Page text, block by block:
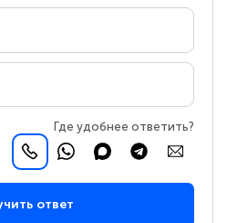
Где удобнее ответить?
ответ